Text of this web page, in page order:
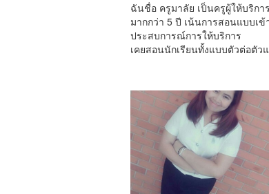
ฉันชื่อ ครูมาลัย เป็นครูผู้ให้บริก
มากกว่า 5 ปี เน้นการสอนแบบเ
ประสบการณ์การให้บริการ
เคยสอนนักเรียนทั้งแบบตัวต่อตั